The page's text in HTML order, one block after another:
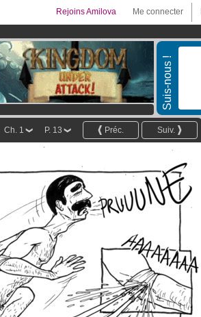
Me connecter
Rejoins Amilova
Suis-nous !
Suiv.
Préc.
P. 13
Ch. 1